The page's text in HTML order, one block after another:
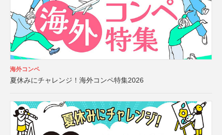
海外コンペ
夏休みにチャレンジ！海外コンペ特集2026